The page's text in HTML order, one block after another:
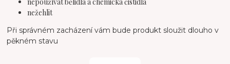
nepoužívat bělidla a chemická čistidla
nežehlit
Při správném zacházení vám bude produkt sloužit dlouho v
pěkném stavu